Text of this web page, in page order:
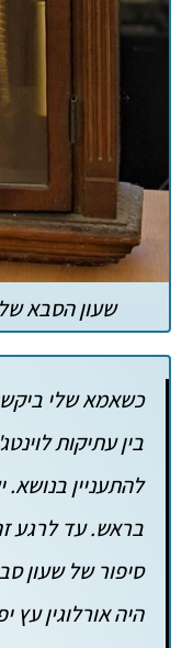
שעון הסבא
כשאמא שלי
בין עתיקות
להתעניין
בראש. עד לרגע
סיפור של שעון
היה אורלוגין עץ